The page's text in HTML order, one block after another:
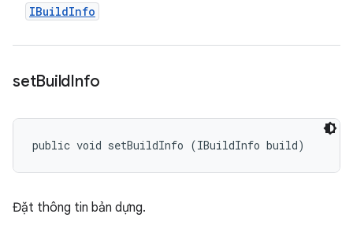
IBuildInfo
setBuildInfo
public void setBuildInfo (IBuildInfo build)
Đặt thông tin bản dựng.